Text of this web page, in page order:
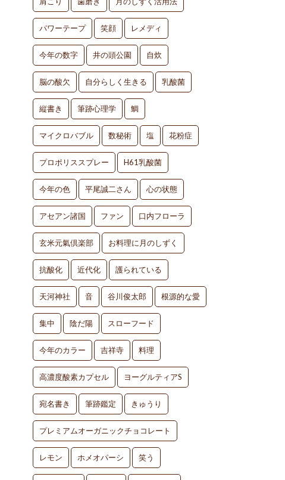
パワーテープ 笑顔 レメディ
今年の数字 井の頭公園 自炊
脳の酸欠 自分らしく生きる 乳酸菌
縦書き 筆跡心理学 鯛
マイクロバブル 数秘術 塩 花粉症
プロポリススプレー H61乳酸菌
今年の色 平尾誠二さん 心の状態
アセアン諸国 ファン 口内フローラ
玄米元氣倶楽部 お料理に月のしずく
抗酸化 近代化 護られている
天河神社 音 谷川俊太郎 根源的な愛
集中 陰だ陽 スローフード
今年のカラー 吉祥寺 料理
高濃度酸素カプセル ヨーグルティアS
宛名書き 筆跡鑑定 きゅうり
プレミアムオーガニックチョコレート
レモン ホメオパーシ 笑う